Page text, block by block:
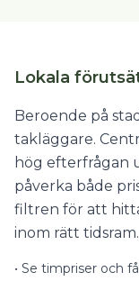
Lokala
Beroende på
takläggare.
hög efterfrågan
påverka både
filtren för att
inom rätt tidsram.
• Se timpriser och